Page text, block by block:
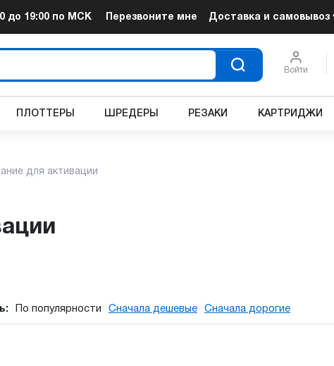
до 19:00 по МСК Перезвоните мне Доставка и самовывоз
Войти
ПЛОТТЕРЫ ШРЕДЕРЫ РЕЗАКИ КАРТРИДЖИ
для активации
По популярности Сначала дешевые Сначала дорогие